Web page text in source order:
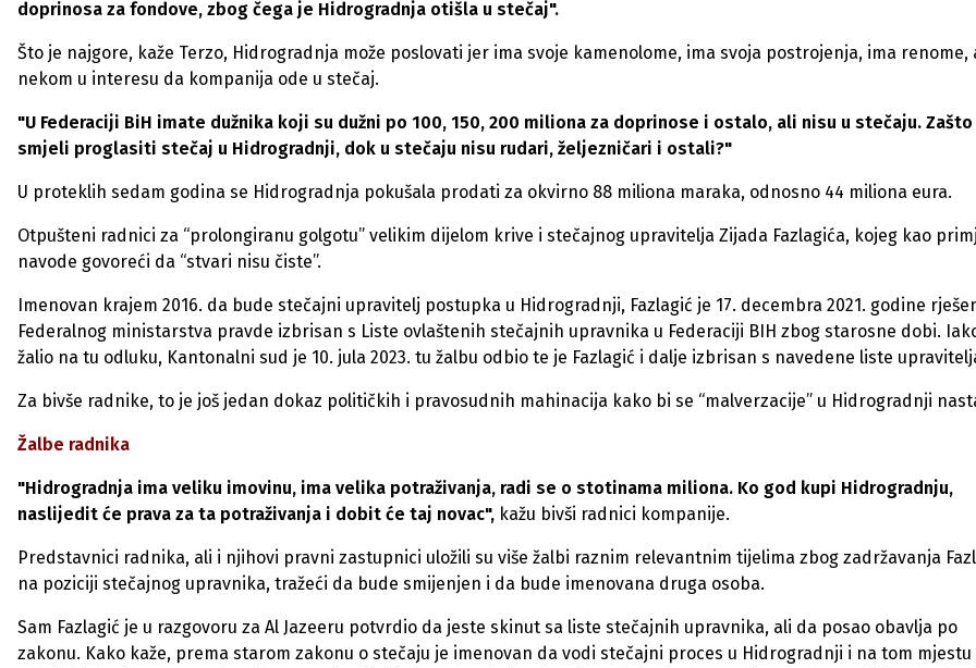
doprinosa za fondove, zbog čega je Hidrogradnja otišla u stečaj".
Što je najgore, kaže Terzo, Hidrogradnja može poslovati jer ima svoje kamenolome, ima svoja postrojenja, ima renome,
nekom u interesu da kompanija ode u stečaj.
"U Federaciji BiH imate dužnika koji su dužni po 100, 150, 200 miliona za doprinose i ostalo, ali nisu u stečaju. Zašto
smjeli proglasiti stečaj u Hidrogradnji, dok u stečaju nisu rudari, željezničari i ostali?"
U proteklih sedam godina se Hidrogradnja pokušala prodati za okvirno 88 miliona maraka, odnosno 44 miliona eura.
Otpušteni radnici za “prolongiranu golgotu” velikim dijelom krive i stečajnog upravitelja Zijada Fazlagića, kojeg kao
navode govoreći da “stvari nisu čiste”.
Imenovan krajem 2016. da bude stečajni upravitelj postupka u Hidrogradnji, Fazlagić je 17. decembra 2021. godine
Federalnog ministarstva pravde izbrisan s Liste ovlaštenih stečajnih upravnika u Federaciji BIH zbog starosne dobi.
žalio na tu odluku, Kantonalni sud je 10. jula 2023. tu žalbu odbio te je Fazlagić i dalje izbrisan s navedene liste
Za bivše radnike, to je još jedan dokaz političkih i pravosudnih mahinacija kako bi se “malverzacije” u Hidrogradnji
Žalbe radnika
"Hidrogradnja ima veliku imovinu, ima velika potraživanja, radi se o stotinama miliona. Ko god kupi Hidrogradnju,
naslijedit će prava za ta potraživanja i dobit će taj novac", kažu bivši radnici kompanije.
Predstavnici radnika, ali i njihovi pravni zastupnici uložili su više žalbi raznim relevantnim tijelima zbog zadržavanja
na poziciji stečajnog upravnika, tražeći da bude smijenjen i da bude imenovana druga osoba.
Sam Fazlagić je u razgovoru za Al Jazeeru potvrdio da jeste skinut sa liste stečajnih upravnika, ali da posao obavlja po
zakonu. Kako kaže, prema starom zakonu o stečaju je imenovan da vodi stečajni proces u Hidrogradnji i na tom mjestu